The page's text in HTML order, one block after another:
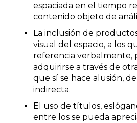
espaciada en el tiempo
contenido objeto de
La inclusión de
visual del espacio, a los
referencia verbalmente,
adquirirse a través de
que sí se hace alusión,
indirecta.
El uso de títulos,
entre los se pueda